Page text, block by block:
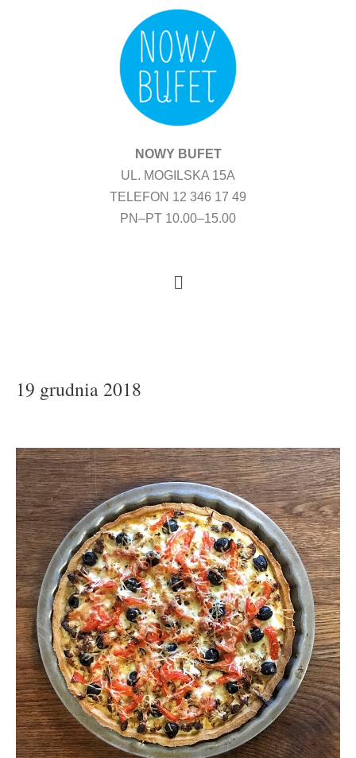
NOWY BUFET
UL. MOGILSKA 15A
TELEFON 12 346 17 49
PN–PT 10.00–15.00
Menu
19 grudnia 2018